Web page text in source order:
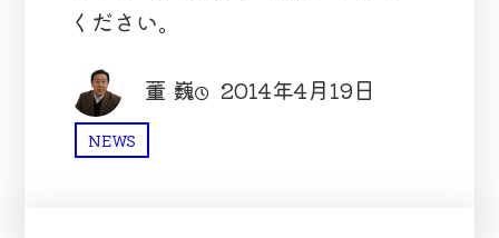
ください。
董 巍 2014年4月19日
NEWS